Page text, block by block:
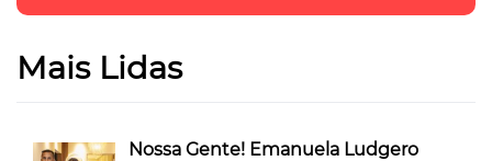
Mais Lidas
Nossa Gente! Emanuela Ludgero